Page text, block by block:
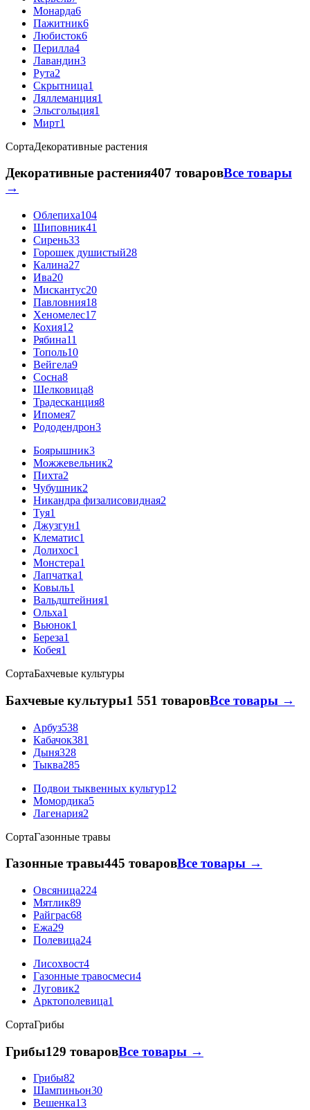
Монарда6
Пажитник6
Любисток6
Перилла4
Лавандин3
Рута2
Скрытница1
Ляллеманция1
Эльсгольция1
Мирт1
СортаДекоративные растения
Декоративные растения407 товаровВсе товары
→
Облепиха104
Шиповник41
Сирень33
Горошек душистый28
Калина27
Ива20
Мискантус20
Павловния18
Хеномелес17
Кохия12
Рябина11
Тополь10
Вейгела9
Сосна8
Шелковица8
Традесканция8
Ипомея7
Рододендрон3
Боярышник3
Можжевельник2
Пихта2
Чубушник2
Никандра физалисовидная2
Туя1
Джузгун1
Клематис1
Долихос1
Монстера1
Лапчатка1
Ковыль1
Вальдштейния1
Ольха1
Вьюнок1
Береза1
Кобея1
СортаБахчевые культуры
Бахчевые культуры1 551 товаровВсе товары →
Арбуз538
Кабачок381
Дыня328
Тыква285
Подвои тыквенных культур12
Момордика5
Лагенария2
СортаГазонные травы
Газонные травы445 товаровВсе товары →
Овсяница224
Мятлик89
Райграс68
Ежа29
Полевица24
Лисохвост4
Газонные травосмеси4
Луговик2
Арктополевица1
СортаГрибы
Грибы129 товаровВсе товары →
Грибы82
Шампиньон30
Вешенка13